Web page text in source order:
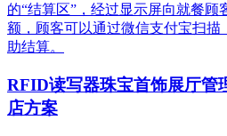
的“结算区”，经过显示屏向就餐顾
额，顾客可以通过微信支付宝扫描
助结算。
RFID读写器珠宝首饰展厅管
店方案